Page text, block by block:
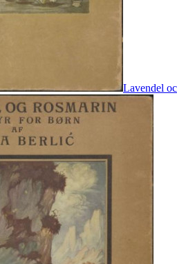
Lavendel